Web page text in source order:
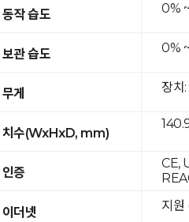
동작 습도
보관 습도
무게
치수(WxHxD, mm)
인증
이더넷
0%
0%
장치
CE,
지